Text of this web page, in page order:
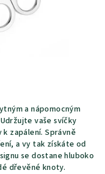
a nápomocným
vaše svíčky
zapálení. Správně
a vy tak získáte od
se dostane hluboko
dřevěné knoty.